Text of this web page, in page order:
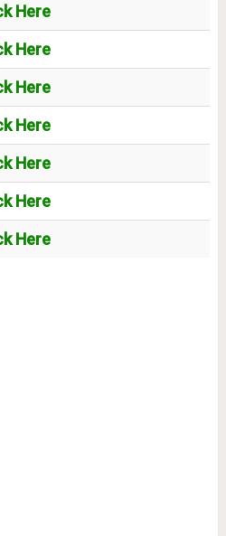
Here
Here
Here
Here
Here
Here
Here